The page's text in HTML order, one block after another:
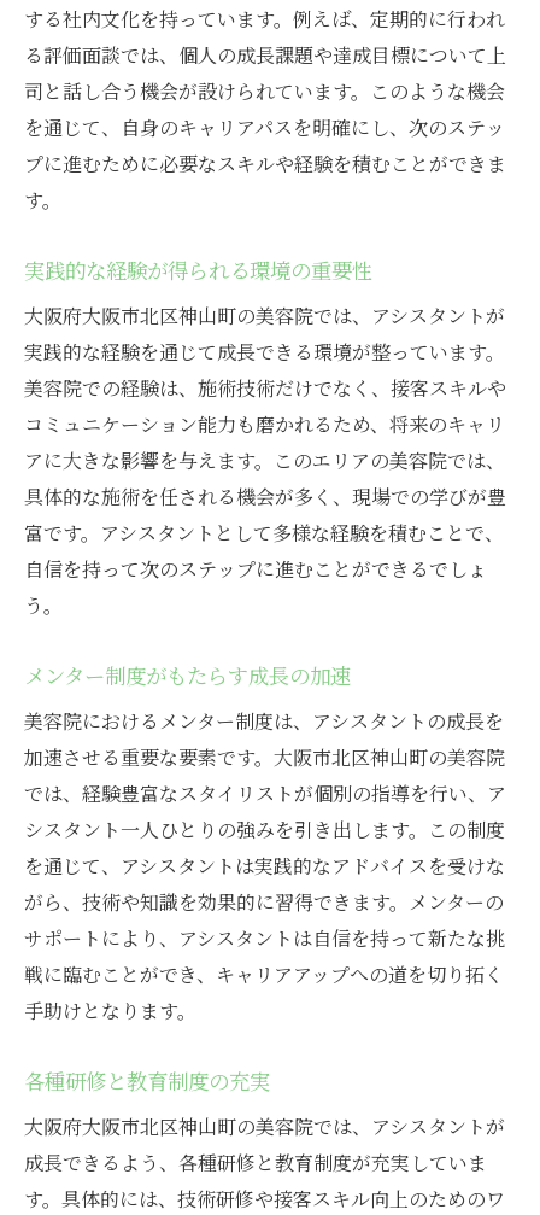
する社内文化を持っています。例えば、定期的に行われ
る評価面談では、個人の成長課題や達成目標について上
司と話し合う機会が設けられています。このような機会
を通じて、自身のキャリアパスを明確にし、次のステッ
プに進むために必要なスキルや経験を積むことができま
す。
実践的な経験が得られる環境の重要性
大阪府大阪市北区神山町の美容院では、アシスタントが
実践的な経験を通じて成長できる環境が整っています。
美容院での経験は、施術技術だけでなく、接客スキルや
コミュニケーション能力も磨かれるため、将来のキャリ
アに大きな影響を与えます。このエリアの美容院では、
具体的な施術を任される機会が多く、現場での学びが豊
富です。アシスタントとして多様な経験を積むことで、
自信を持って次のステップに進むことができるでしょ
う。
メンター制度がもたらす成長の加速
美容院におけるメンター制度は、アシスタントの成長を
加速させる重要な要素です。大阪市北区神山町の美容院
では、経験豊富なスタイリストが個別の指導を行い、ア
シスタント一人ひとりの強みを引き出します。この制度
を通じて、アシスタントは実践的なアドバイスを受けな
がら、技術や知識を効果的に習得できます。メンターの
サポートにより、アシスタントは自信を持って新たな挑
戦に臨むことができ、キャリアアップへの道を切り拓く
手助けとなります。
各種研修と教育制度の充実
大阪府大阪市北区神山町の美容院では、アシスタントが
成長できるよう、各種研修と教育制度が充実していま
す。具体的には、技術研修や接客スキル向上のためのワ